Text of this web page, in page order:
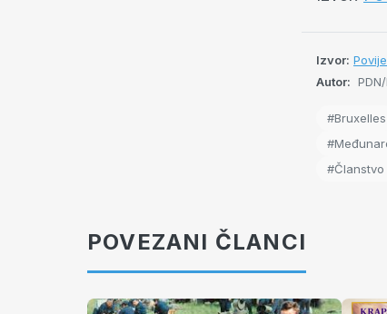
Izvor:
Autor:
#Bruxelles
#Članstvo
POVEZANI ČLANCI